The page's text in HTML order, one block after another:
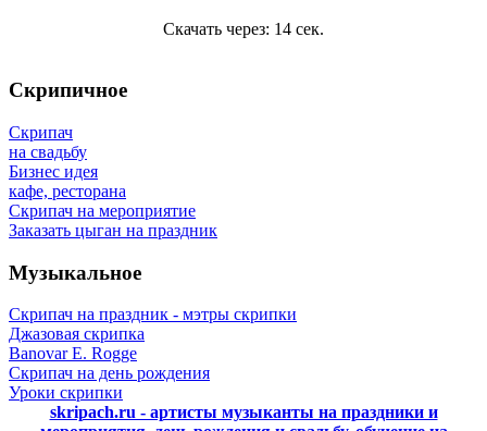
Скачать через: 14 сек.
Скрипичное
Скрипач
на свадьбу
Бизнес идея
кафе, ресторана
Скрипач на мероприятие
Заказать цыган на праздник
Музыкальное
Скрипач на праздник - мэтры скрипки
Джазовая скрипка
Banovar E. Rogge
Скрипач на день рождения
Уроки скрипки
skripach.ru - артисты музыканты на праздники и